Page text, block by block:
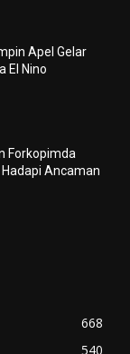
Apel Gelar
El Nino
Forkopimda
Ancaman
668
540